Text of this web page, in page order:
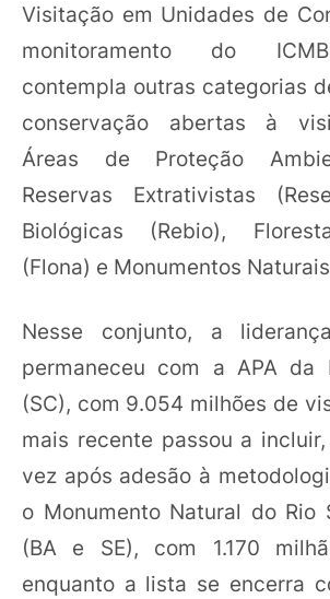
Visitação em Unidades de
monitoramento do
contempla outras categorias
conservação abertas à
Áreas de Proteção
Reservas Extrativistas
Biológicas (Rebio),
(Flona) e Monumentos
Nesse conjunto, a
permaneceu com a APA da
(SC), com 9.054 milhões de
mais recente passou a
vez após adesão à
o Monumento Natural do Rio
(BA e SE), com 1.170
enquanto a lista se encerra